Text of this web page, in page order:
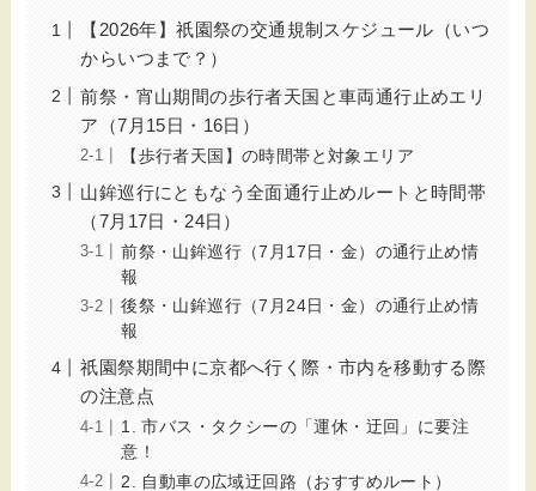
【2026年】祇園祭の交通規制スケジュール（いつ
からいつまで？）
前祭・宵山期間の歩行者天国と車両通行止めエリ
ア（7月15日・16日）
【歩行者天国】の時間帯と対象エリア
山鉾巡行にともなう全面通行止めルートと時間帯
（7月17日・24日）
前祭・山鉾巡行（7月17日・金）の通行止め情
報
後祭・山鉾巡行（7月24日・金）の通行止め情
報
祇園祭期間中に京都へ行く際・市内を移動する際
の注意点
1. 市バス・タクシーの「運休・迂回」に要注
意！
2. 自動車の広域迂回路（おすすめルート）